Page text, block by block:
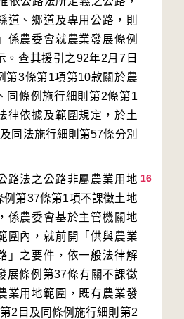
道、鄉道及專用公路，則
係農委會就農業發展條例
。查其援引之92年2月7日
第3條第1項第10款關於農
同條例施行細則第2條第1
律依據及範圍規定，於土
同法施行細則第57條分別
16
法之公路非屬農業用地
例第37條第1項不課徵土地
係農委會基於主管機關地
圍內，就前開「供與農業
」之要件，依一般法律解
展條例第37條有關不課徵
業用地範圍，既有農業發
2目及同條例施行細則第2